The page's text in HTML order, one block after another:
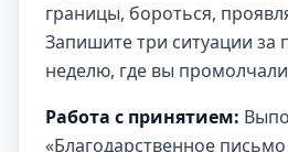
границы, бороться,
Запишите три ситуации за
неделю, где вы
Работа с принятием:
«Благодарственное